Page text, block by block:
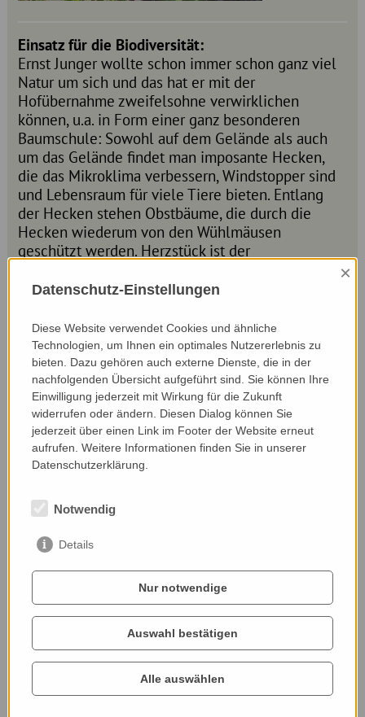
Einsatz für die Biodiversität:
Ernst Junger wollte schon immer schon ganz viel
Natur um sich und das hat er mit der
Hofübernahme zweifelsohne verwirklichen
können, u.a. in Form einer ganz besonderen
Baumschule: Sowohl auf dem Gelände als auch
um das Gelände findet man imposante Hecken,
die das Mikroklima verbessern, Windstopper sind
und Lebensraum für viele Tiere bieten. Entlang
der Hecken stehen Obstbäume, die durch die
Hecken wiederum von den Wühlmäusen
geschützt werden. Herzstück ist der
Apfelsorten – darunter auch so manche Rarität –
viel Raum gegeben wird. Und dazwischen Kühe,
die auf den Wiesen weiden – zweifelsohne ein
Kleinod für die Artenvielfalt.
Webseite:
www.baumschulejunger.at/
Waltraud Müller, Bio AUSTRIA
Datenschutz-Einstellungen
×
Diese Website verwendet Cookies und ähnliche
Technologien, um Ihnen ein optimales Nutzererlebnis zu
bieten. Dazu gehören auch externe Dienste, die in der
nachfolgenden Übersicht aufgeführt sind. Sie können Ihre
Einwilligung jederzeit mit Wirkung für die Zukunft
widerrufen oder ändern. Diesen Dialog können Sie
jederzeit über einen Link im Footer der Website erneut
aufrufen. Weitere Informationen finden Sie in unserer
Datenschutzerklärung.
Notwendig
Details
Nur notwendige
Auswahl bestätigen
Alle auswählen